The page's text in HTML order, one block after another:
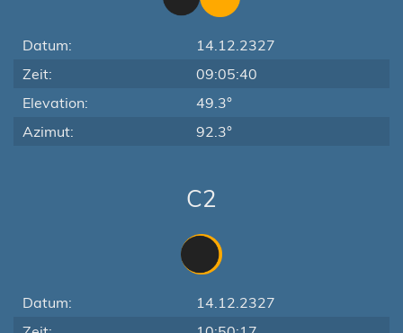
Datum:
14.12.2327
Zeit:
09:05:40
Elevation:
49.3°
Azimut:
92.3°
C2
Datum:
14.12.2327